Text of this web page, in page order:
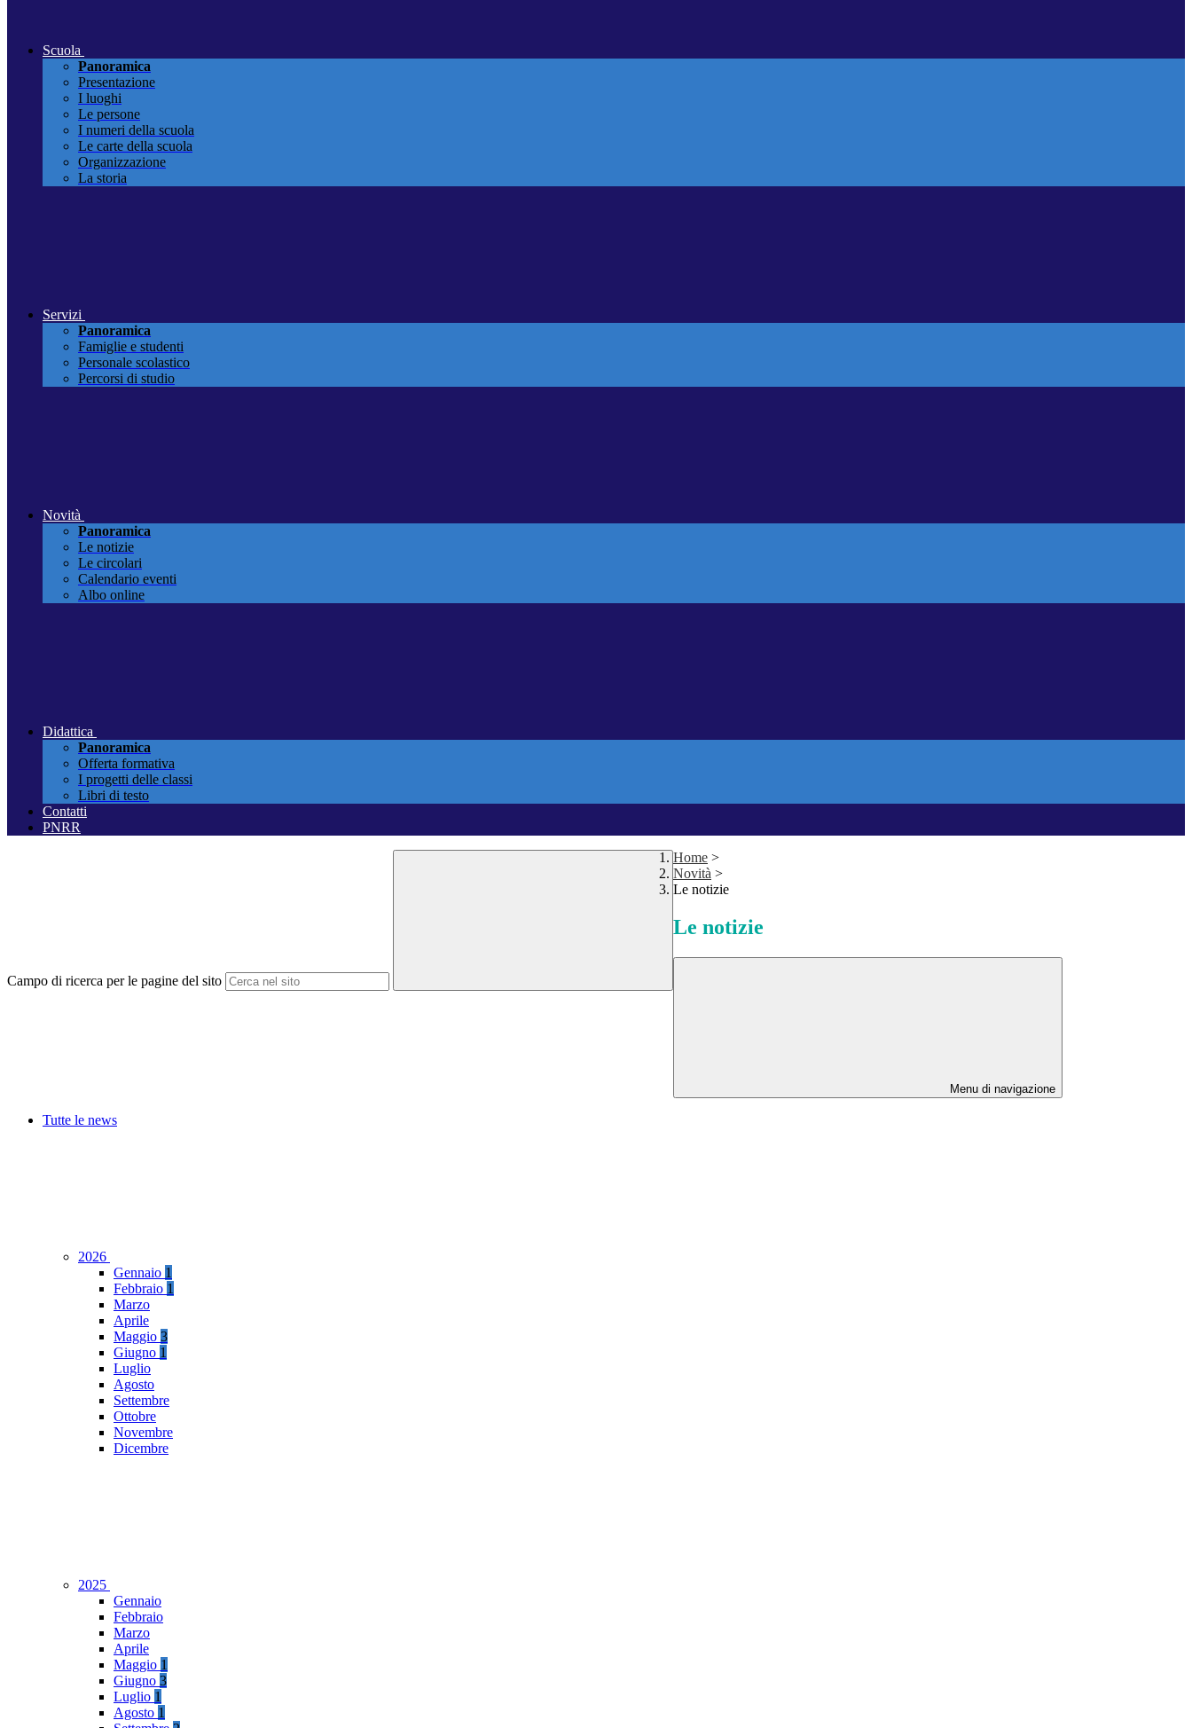
Scuola
Panoramica
Presentazione
I luoghi
Le persone
I numeri della scuola
Le carte della scuola
Organizzazione
La storia
Servizi
Panoramica
Famiglie e studenti
Personale scolastico
Percorsi di studio
Novità
Panoramica
Le notizie
Le circolari
Calendario eventi
Albo online
Didattica
Panoramica
Offerta formativa
I progetti delle classi
Libri di testo
Contatti
PNRR
Campo di ricerca per le pagine del sito
Home >
Novità >
Le notizie
Le notizie
Menu di navigazione
Tutte le news
2026
Gennaio 1
Febbraio 1
Marzo
Aprile
Maggio 3
Giugno 1
Luglio
Agosto
Settembre
Ottobre
Novembre
Dicembre
2025
Gennaio
Febbraio
Marzo
Aprile
Maggio 1
Giugno 3
Luglio 1
Agosto 1